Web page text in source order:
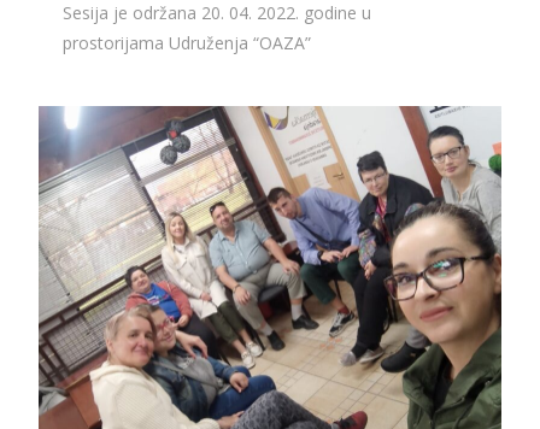
Sesija je održana 20. 04. 2022. godine u
prostorijama Udruženja “OAZA”